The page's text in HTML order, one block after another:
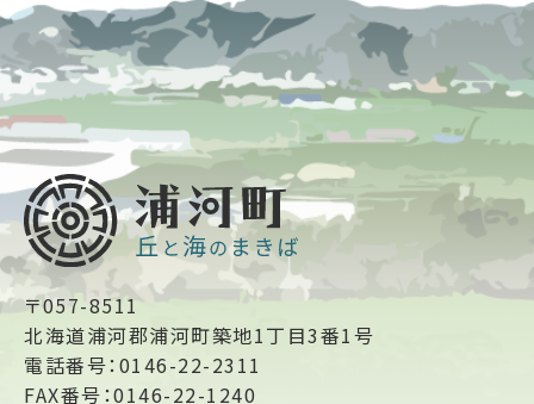
〒057-8511
北海道浦河郡浦河町築地1丁目3番1号
電話番号：0146-22-2311
FAX番号：0146-22-1240